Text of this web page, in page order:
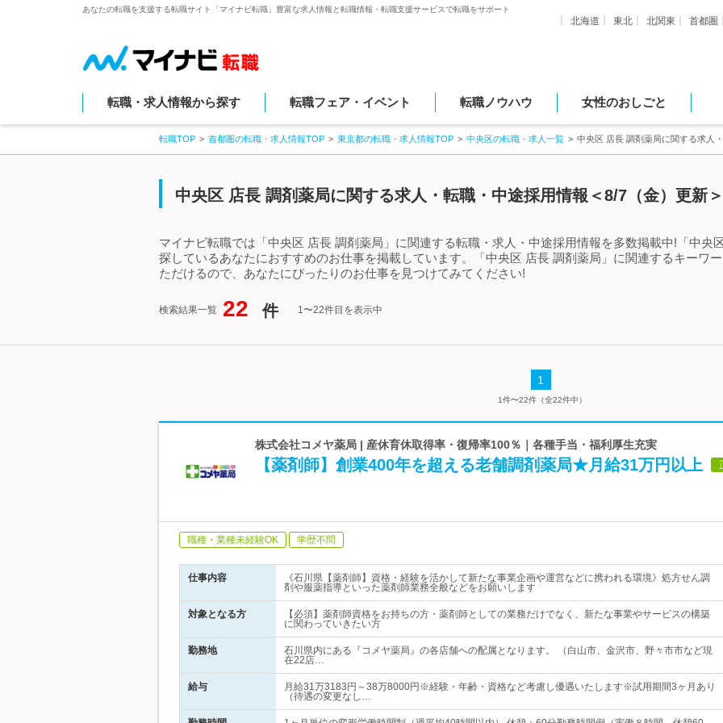
あなたの転職を支援する転職サイト「マイナビ転職」豊富な求人情報と転職情報・転職支援サービスで転職をサポート
北海道 東北 北関東 首都圏
転職・求人情報から探す 転職フェア・イベント 転職ノウハウ 女性のおしごと
転職TOP 首都圏の転職・求人情報TOP 東京都の転職・求人情報TOP 中央区の転職・求人一覧 中央区 店長 調剤薬局に関する求人
中央区 店長 調剤薬局に関する求人・転職・中途採用情報＜8/7（金）更新＞
マイナビ転職では「中央区 店長 調剤薬局」に関連する転職・求人・中途採用情報を多数掲載中!「中央
探しているあなたにおすすめのお仕事を掲載しています。「中央区 店長 調剤薬局」に関連するキーワ
ただけるので、あなたにぴったりのお仕事を見つけてみてください!
検索結果一覧 22 件 1〜22件目を表示中
1
1件〜22件（全22件中）
株式会社コメヤ薬局 | 産休育休取得率・復帰率100％｜各種手当・福利厚生充実
【薬剤師】創業400年を超える老舗調剤薬局★月給31万円以上
職種・業種未経験OK 学歴不問
仕事内容
《石川県【薬剤師】資格・経験を活かして新たな事業企画や運営などに携われる環境》処方せん調
剤や服薬指導といった薬剤師業務全般などをお願いします
対象となる方
【必須】薬剤師資格をお持ちの方・薬剤師としての業務だけでなく、新たな事業やサービスの構築
に関わっていきたい方
勤務地
石川県内にある『コメヤ薬局』の各店舗への配属となります。 （白山市、金沢市、野々市市など現
在22店…
給与
月給31万3183円～38万8000円※経験・年齢・資格など考慮し優遇いたします※試用期間3ヶ月あり
（待遇の変更なし…